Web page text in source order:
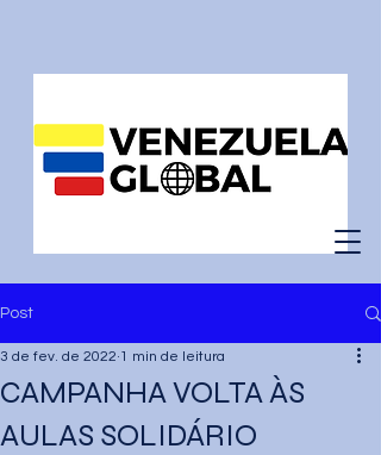
Post
CAMPANHA VOLTA ÀS
AULAS SOLIDÁRIO
3 de fev. de 2022 1 min de leitura